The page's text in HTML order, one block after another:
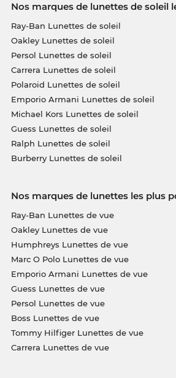
Nos marques de lunettes de soleil
Ray-Ban Lunettes de soleil
Oakley Lunettes de soleil
Persol Lunettes de soleil
Carrera Lunettes de soleil
Polaroid Lunettes de soleil
Emporio Armani Lunettes de soleil
Michael Kors Lunettes de soleil
Guess Lunettes de soleil
Ralph Lunettes de soleil
Burberry Lunettes de soleil
Nos marques de lunettes les plus
Ray-Ban Lunettes de vue
Oakley Lunettes de vue
Humphreys Lunettes de vue
Marc O Polo Lunettes de vue
Emporio Armani Lunettes de vue
Guess Lunettes de vue
Persol Lunettes de vue
Boss Lunettes de vue
Tommy Hilfiger Lunettes de vue
Carrera Lunettes de vue